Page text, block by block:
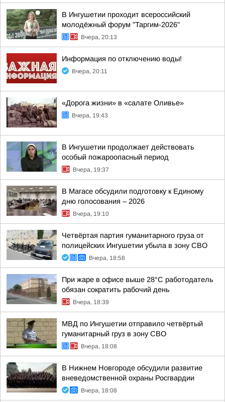
В Ингушетии проходит всероссийский
молодёжный форум "Таргим-2026"
Вчера, 20:13
Информация по отключению воды!
Вчера, 20:11
«Дорога жизни» в «салате Оливье»
Вчера, 19:43
В Ингушетии продолжает действовать
особый пожароопасный период
Вчера, 19:37
В Магасе обсудили подготовку к Единому
дню голосования – 2026
Вчера, 19:10
Четвёртая партия гуманитарного груза от
полицейских Ингушетии убыла в зону СВО
Вчера, 18:58
При жаре в офисе выше 28°C работодатель
обязан сократить рабочий день
Вчера, 18:39
МВД по Ингушетии отправило четвёртый
гуманитарный груз в зону СВО
Вчера, 18:08
В Нижнем Новгороде обсудили развитие
вневедомственной охраны Росгвардии
Вчера, 18:08